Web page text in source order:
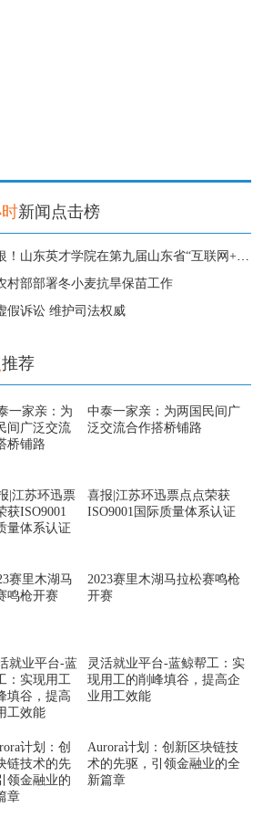
新闻点击榜
1金3银！山东英才学院在第九届山东省“互联网+”大学生创新创业大赛中获得
村部部署冬小麦抗旱保苗工作
假诉讼 维护司法权威
推荐
中泰一家亲：为两国民间广
泛交流合作搭桥铺路
喜报|江苏环迅票点点荣获
ISO9001国际质量体系认证
2023赛里木湖马拉松赛鸣枪
开赛
灵活就业平台-蓝鲸帮工：实
现用工的削峰填谷，提高企
业用工效能
Aurora计划：创新区块链技
术的先驱，引领金融业的全
新篇章